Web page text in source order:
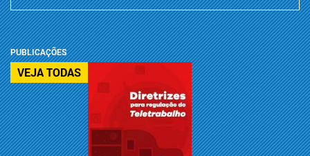
PUBLICAÇÕES
VEJA TODAS